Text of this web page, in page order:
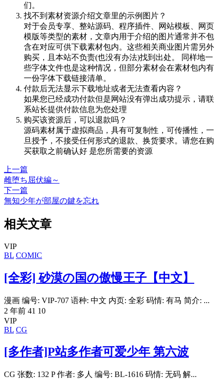
们。
找不到素材资源介绍文章里的示例图片？
对于会员专享、整站源码、程序插件、网站模板、网页
模版等类型的素材，文章内用于介绍的图片通常并不包
含在对应可供下载素材包内。这些相关商业图片需另外
购买，且本站不负责(也没有办法)找到出处。 同样地一
些字体文件也是这种情况，但部分素材会在素材包内有
一份字体下载链接清单。
付款后无法显示下载地址或者无法查看内容？
如果您已经成功付款但是网站没有弹出成功提示，请联
系站长提供付款信息为您处理
购买该资源后，可以退款吗？
源码素材属于虚拟商品，具有可复制性，可传播性，一
旦授予，不接受任何形式的退款、换货要求。请您在购
买获取之前确认好 是您所需要的资源
上一篇
雌堕ち屈伏編～
下一篇
無知少年が部屋の鍵を忘れ
相关文章
VIP
BL COMIC
[全彩] 砂漠の国の傲慢王子【中文】
漫画 编号: VIP-707 语种: 中文 内页: 全彩 码情: 有马 简介: ...
2 年前 41 10
VIP
BL CG
[多作者]P站多作者可爱少年 第六波
CG 张数: 132 P 作者: 多人 编号: BL-1616 码情: 无码 解...